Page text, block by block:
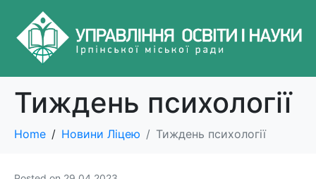
Тиждень психології
Home Новини Ліцею Тиждень психології